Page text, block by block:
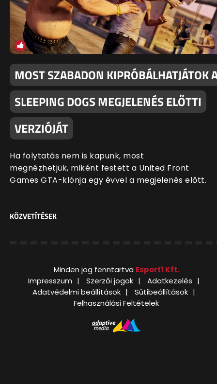
MOST SZABADON KIPRÓBÁLHATJÁTOK
SLEEPING DOGS MEGJELENÉS ELŐTTI
VERZIÓJÁT
Ha folytatás nem is kapunk, most
megnézhetjük, miként festett a United Front
Games GTA-klónja egy évvel a megjelenés előtt.
KÖZVETÍTÉSEK
Minden jog fenntartva Esport1 Kft.
Impresszum
Szerzői jogok
Adatkezelés
Adatvédelmi beállítások
Sütibeállítások
Felhasználási Feltételek